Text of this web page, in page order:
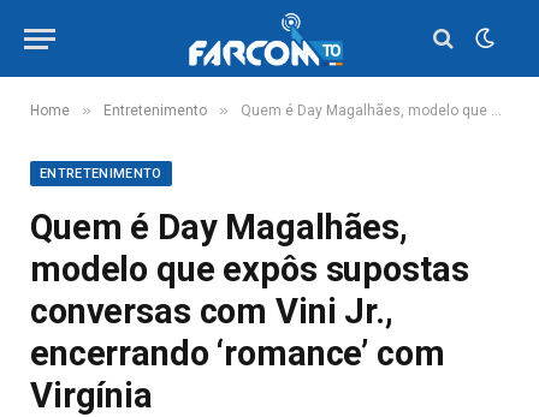
Home » Entretenimento » Quem é Day Magalhães, modelo que expôs supostas conversas com Vini Jr., encerrando ‘romance’ com Virgínia
ENTRETENIMENTO
Quem é Day Magalhães,
modelo que expôs supostas
conversas com Vini Jr.,
encerrando ‘romance’ com
Virgínia